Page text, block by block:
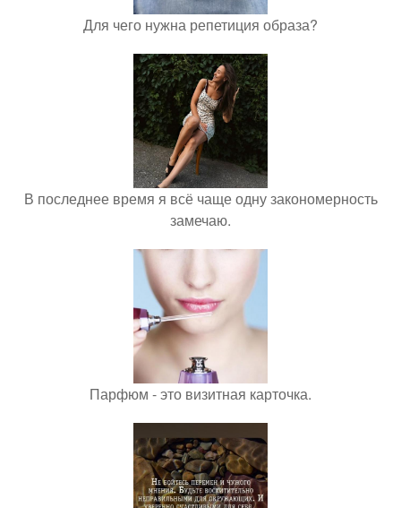
Для чего нужна репетиция образа?
В последнее время я всё чаще одну закономерность
замечаю.
Парфюм - это визитная карточка.